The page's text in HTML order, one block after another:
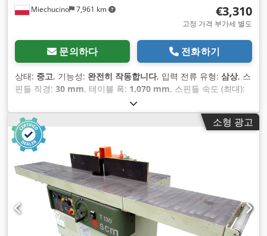
Miechucino 7,961 km €3,310
고정 가격 부가세 별도
문의하다 전화하기
상태: 중고, 기능성: 완전히 작동합니다, 입력 전류 유형: 삼상, 스
핀들 직경: 30 mm, 테이블 폭: 1,070 mm, 스핀들 속도 (최대):
, 스핀들 속도(최소):3,000 rpm
소형 광고